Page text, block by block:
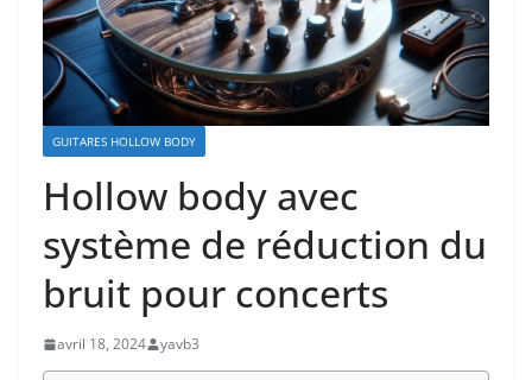
GUITARES HOLLOW BODY
Hollow body avec
système de réduction du
bruit pour concerts
avril 18, 2024 yavb3